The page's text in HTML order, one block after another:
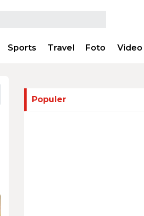
Sports Travel Foto Video
Populer